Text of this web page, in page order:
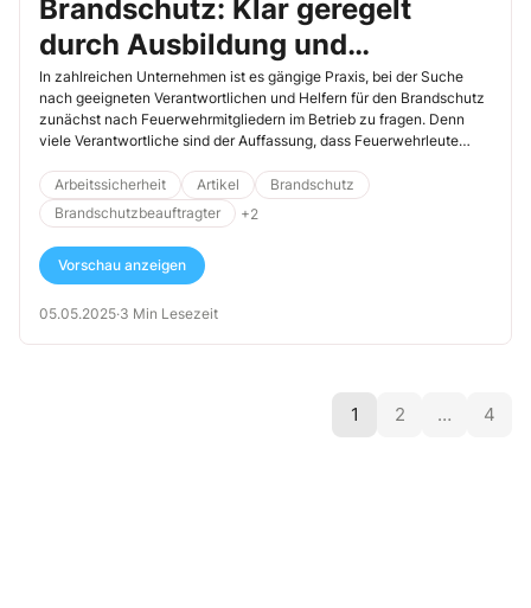
Brandschutz: Klar geregelt
durch Ausbildung und
Fachwissen
In zahlreichen Unternehmen ist es gängige Praxis, bei der Suche
nach geeigneten Verantwortlichen und Helfern für den Brandschutz
zunächst nach Feuerwehrmitgliedern im Betrieb zu fragen. Denn
viele Verantwortliche sind der Auffassung, dass Feuerwehrleute
Brandschutzhelfers einfach so übernehmen können, schließlich sind
sie ja ausgebildete Feuerwehrleute. Leider ist das nicht ganz so
einfach. In diesem Beitrag wollen wir deshalb die nötige
Qualifikation, die Ausbildung und fachlichen Grundlagen für
Brandschutzbeauftragte und Brandschutzhelfer ausführlich
darstellen.
Arbeitssicherheit Artikel
Brandschutz
Brandschutzbeauftragter
+2
Vorschau anzeigen
05.05.2025·3 Min Lesezeit
1 2 … 4